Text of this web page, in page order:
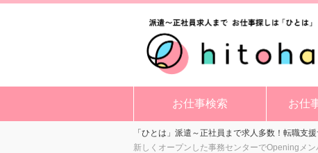
お仕事検索 お仕
「ひとは」派遣～正社員まで求人多数！転職支
新しくオープンした事務センターでOpeningメ